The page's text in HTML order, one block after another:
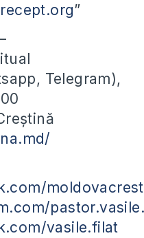
”
Telegram),
vasile.filat